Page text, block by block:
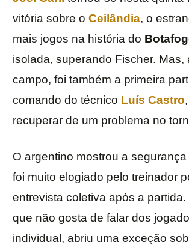
vitória sobre o Ceilândia, o
mais jogos na história do
isolada, superando Fischer. Mas,
campo, foi também a primeira
comando do técnico Luís Castro
recuperar de um problema no
O argentino mostrou a
foi muito elogiado pelo treinador
entrevista coletiva após a
que não gosta de falar dos
individual, abriu uma exceção